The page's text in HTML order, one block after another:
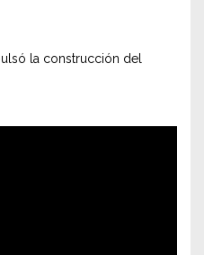
la construcción del